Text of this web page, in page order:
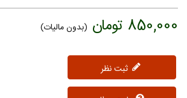
850,000 تومان (بدون مالیات)
ثبت نظر